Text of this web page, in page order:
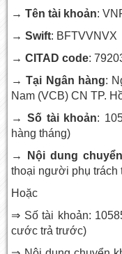
→ Tên tài khoản:
→ Swift: BFTVVNVX
→ CITAD code:
→ Tại Ngân hàng:
Nam (VCB) CN TP.
→ Số tài khoản:
hàng tháng)
→ Nội dung
thoại người phụ trách
Hoặc
⇒ Số tài khoản:
cước trả trước)